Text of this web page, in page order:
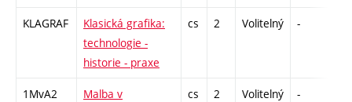
KLAGRAF
Klasická grafika:
technologie -
historie - praxe
cs 2 Volitelný -
1MvA2
Malba v
cs 2 Volitelný -